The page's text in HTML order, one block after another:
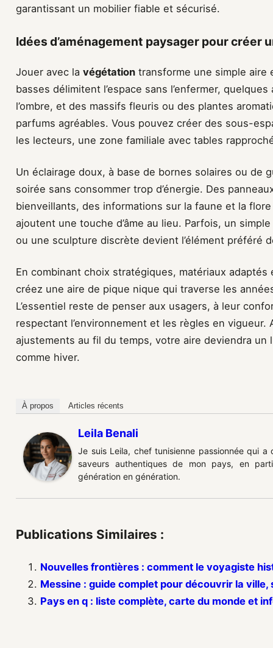
garantissant un mobilier fiable et sécurisé.
Idées d’aménagement paysager pour créer
Jouer avec la végétation transforme une simple aire
basses délimitent l’espace sans l’enfermer,
l’ombre, et des massifs fleuris ou des plantes
parfums agréables. Vous pouvez créer des sous-
les lecteurs, une zone familiale avec tables
Un éclairage doux, à base de bornes solaires ou de
soirée sans consommer trop d’énergie. Des
bienveillants, des informations sur la faune et la
ajoutent une touche d’âme au lieu. Parfois, un
ou une sculpture discrète devient l’élément préféré
En combinant choix stratégiques, matériaux
créez une aire de pique nique qui traverse les
L’essentiel reste de penser aux usagers, à leur
respectant l’environnement et les règles en
ajustements au fil du temps, votre aire deviendra
comme hiver.
À propos Articles récents
Leila Benali
Je suis Leila, chef tunisienne passionnée qui
saveurs authentiques de mon pays, en
génération en génération.
Publications Similaires :
Nouvelles frontières : comment le voyagiste
Messine : guide complet pour découvrir la
Pays en q : liste complète, carte du monde et